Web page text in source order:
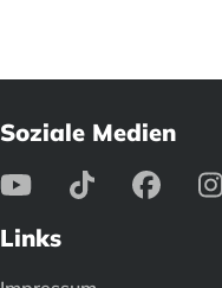
Soziale Medien
Links